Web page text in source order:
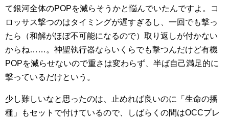
て銀河全体のPOPを減らそうかと悩んでいたんですよ。コ
ロッサス撃つのはタイミングが遅すぎるし、一回でも撃っ
たら（和解がほぼ不可能になるので）取り返しが付かない
からね……。神聖執行器ならいくらでも撃つんだけど有機
POPを減らせないので重さは変わらず、半ば自己満足的に
撃っているだけという。
少し難しいなと思ったのは、止めれば良いのに「生命の播
種」もセットで付けているので、しばらくの間はOCCプレ